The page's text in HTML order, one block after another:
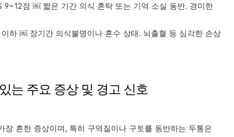
점 ￼ 짧은 기간 의식 혼탁 또는 기억 소실 동반. 경미한
하 ￼ 장기간 의식불명이나 혼수 상태. 뇌출혈 등 심각한 손상
는 주요 증상 및 경고 신호
장 흔한 증상이며, 특히 구역질이나 구토를 동반하는 두통은